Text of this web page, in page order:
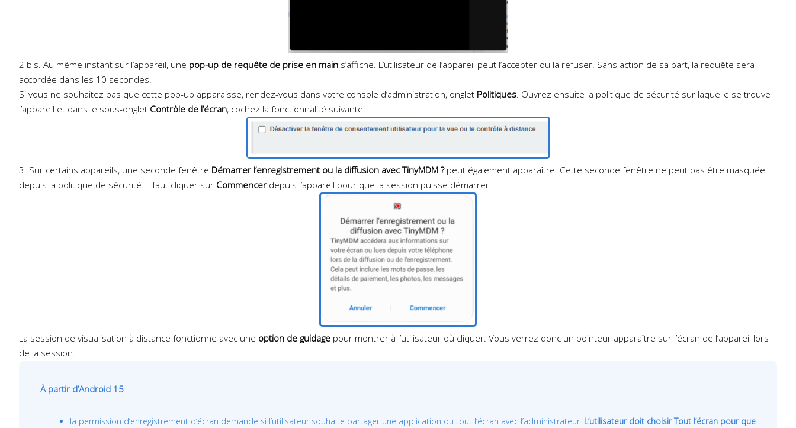
2 bis. Au même instant sur l’appareil, une pop-up de requête de prise en main s’affiche. L’utilisateur de l’appareil peut l’accepter ou la refuser. Sans action de sa part, la requête sera
accordée dans les 10 secondes.
Si vous ne souhaitez pas que cette pop-up apparaisse, rendez-vous dans votre console d’administration, onglet Politiques. Ouvrez ensuite la politique de sécurité sur laquelle se trouve
l’appareil et dans le sous-onglet Contrôle de l’écran, cochez la fonctionnalité suivante:
3. Sur certains appareils, une seconde fenêtre Démarrer l’enregistrement ou la diffusion avec TinyMDM ?peut également apparaître. Cette seconde fenêtre ne peut pas être masquée
depuis la politique de sécurité. Il faut cliquer sur Commencer depuis l’appareil pour que la session puisse démarrer:
La session de visualisation à distance fonctionne avec une option de guidage pour montrer à l’utilisateur où cliquer. Vous verrez donc un pointeur apparaître sur l’écran de l’appareil lors
de la session.
À partir d’Android 15:
la permission d’enregistrement d’écran demande si l’utilisateur souhaite partager une application ou tout l’écran avec l’administrateur. L’utilisateur doit choisir Tout l’écran pour que